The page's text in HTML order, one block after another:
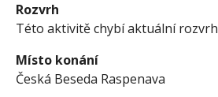
Rozvrh
Této aktivitě chybí aktuální rozvrh
Místo konání
Česká Beseda Raspenava